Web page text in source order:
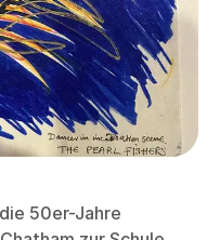
50er-Jahre